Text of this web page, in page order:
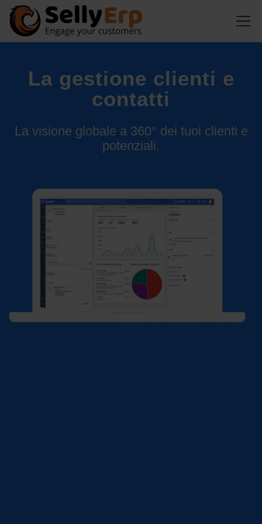
La gestione clienti e
contatti
La visione globale a 360° dei tuoi clienti e
potenziali.